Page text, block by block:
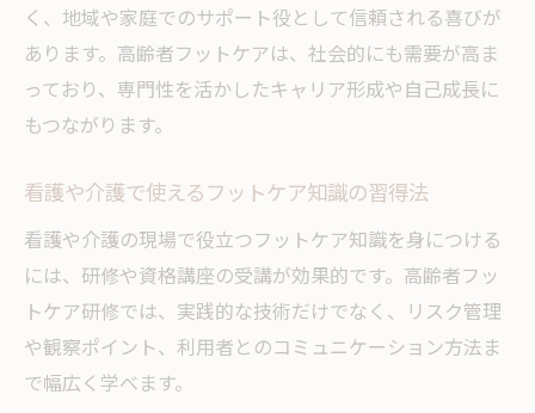
く、地域や家庭でのサポート役として信頼される喜びが
あります。高齢者フットケアは、社会的にも需要が高ま
っており、専門性を活かしたキャリア形成や自己成長に
もつながります。
看護や介護で使えるフットケア知識の習得法
看護や介護の現場で役立つフットケア知識を身につける
には、研修や資格講座の受講が効果的です。高齢者フッ
トケア研修では、実践的な技術だけでなく、リスク管理
や観察ポイント、利用者とのコミュニケーション方法ま
で幅広く学べます。